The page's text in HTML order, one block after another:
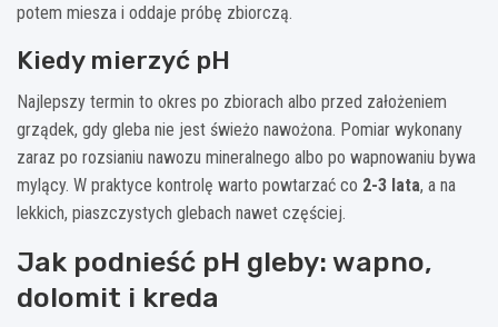
potem miesza i oddaje próbę zbiorczą.
Kiedy mierzyć pH
Najlepszy termin to okres po zbiorach albo przed założeniem
grządek, gdy gleba nie jest świeżo nawożona. Pomiar wykonany
zaraz po rozsianiu nawozu mineralnego albo po wapnowaniu bywa
mylący. W praktyce kontrolę warto powtarzać co 2-3 lata, a na
lekkich, piaszczystych glebach nawet częściej.
Jak podnieść pH gleby: wapno,
dolomit i kreda